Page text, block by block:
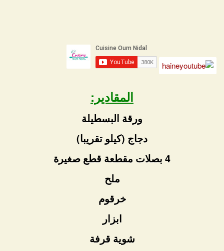
المقادير:
ورقة البسطيلة
دجاج (كيلو تقريبا)
4 بصلات مقطعة قطع صغيرة
ملح
خرقوم
ابزار
شوية قرفة